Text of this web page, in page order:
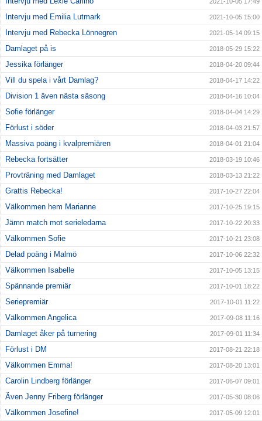
Intervju med Emilia Lutmark 2021-10-05 15:00
Intervju med Rebecka Lönnegren 2021-05-14 09:15
Damlaget på is 2018-05-29 15:22
Jessika förlänger 2018-04-20 09:44
Vill du spela i vårt Damlag? 2018-04-17 14:22
Division 1 även nästa säsong 2018-04-16 10:04
Sofie förlänger 2018-04-04 14:29
Förlust i söder 2018-04-03 21:57
Massiva poäng i kvalpremiären 2018-04-01 21:04
Rebecka fortsätter 2018-03-19 10:46
Provträning med Damlaget 2018-03-13 21:22
Grattis Rebecka! 2017-10-27 22:04
Välkommen hem Marianne 2017-10-25 19:15
Jämn match mot serieledarna 2017-10-22 20:33
Välkommen Sofie 2017-10-21 23:08
Delad poäng i Malmö 2017-10-06 22:32
Välkommen Isabelle 2017-10-05 13:15
Spännande premiär 2017-10-01 18:22
Seriepremiär 2017-10-01 11:22
Välkommen Angelica 2017-09-08 11:16
Damlaget åker på turnering 2017-09-01 11:34
Förlust i DM 2017-08-21 22:18
Välkommen Emma! 2017-08-20 13:01
Carolin Lindberg förlänger 2017-06-07 09:01
Även Jenny Friberg förlänger 2017-05-30 08:06
Välkommen Josefine! 2017-05-09 12:01